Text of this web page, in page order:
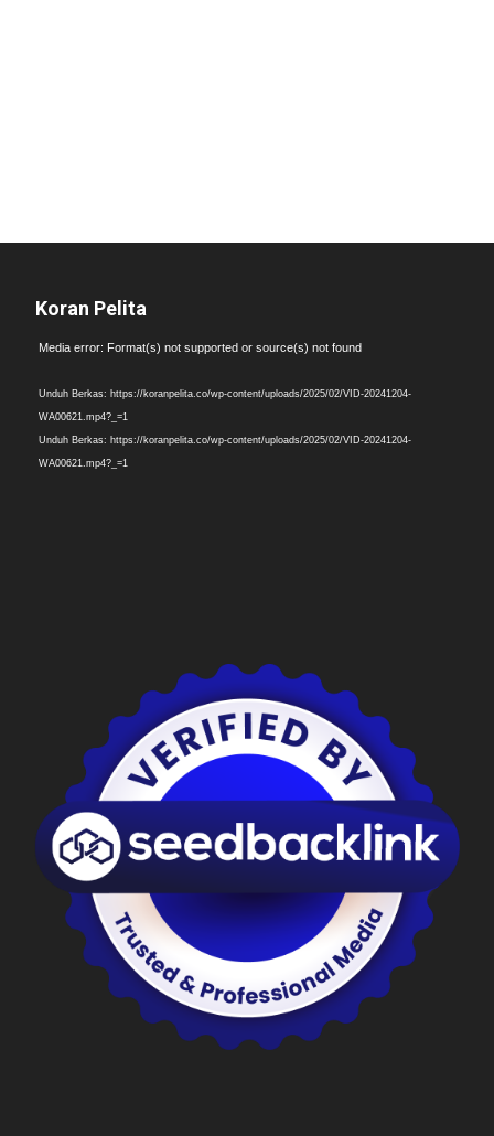
Koran Pelita
Pemutar
Media error: Format(s) not supported or source(s) not found
Unduh Berkas: https://koranpelita.co/wp-content/uploads/2025/02/VID-20241204-
WA00621.mp4?_=1
Unduh Berkas: https://koranpelita.co/wp-content/uploads/2025/02/VID-20241204-
WA00621.mp4?_=1